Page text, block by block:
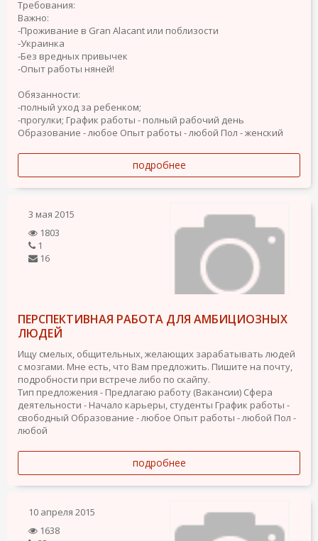
Требования:
Важно:
-Проживание в Gran Alacant или поблизости
-Украинка
-Без вредных привычек
-Опыт работы няней!
Обязанности:
-полный уход за ребенком;
-прогулки; График работы - полный рабочий день
Образование - любое Опыт работы - любой Пол - женский
подробнее
3 мая 2015
1803
1
16
ПЕРСПЕКТИВНАЯ РАБОТА ДЛЯ АМБИЦИОЗНЫХ
ЛЮДЕЙ
Ищу смелых, общительных, желающих зарабатывать людей
с мозгами. Мне есть, что Вам предложить. Пишите на почту,
подробности при встрече либо по скайпу.
Тип предложения - Предлагаю работу (Вакансии) Сфера
деятельности - Начало карьеры, студенты График работы -
свободный Образование - любое Опыт работы - любой Пол -
любой
подробнее
10 апреля 2015
1638